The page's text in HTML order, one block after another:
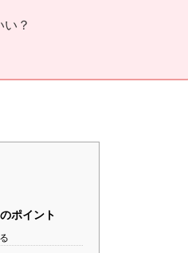
？
ポイント